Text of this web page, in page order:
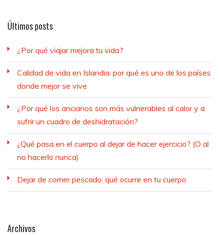
Últimos posts
¿Por qué viajar mejora tu vida?
Calidad de vida en Islandia: por qué es uno de los países
donde mejor se vive
¿Por qué los ancianos son más vulnerables al calor y a
sufrir un cuadro de deshidratación?
¿Qué pasa en el cuerpo al dejar de hacer ejercicio? (O al
no hacerlo nunca)
Dejar de comer pescado: qué ocurre en tu cuerpo
Archivos